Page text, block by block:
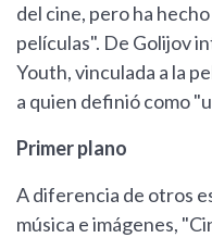
del cine, pero ha
películas". De Golijov
Youth, vinculada a la
a quien definió como
Primer plano
A diferencia de otros
música e imágenes,